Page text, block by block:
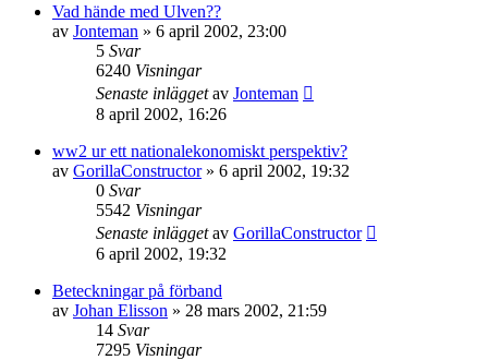
Vad hände med Ulven??
av Jonteman » 6 april 2002, 23:00
5 Svar
6240 Visningar
Senaste inläggetav Jonteman
8 april 2002, 16:26
ww2 ur ett nationalekonomiskt perspektiv?
av GorillaConstructor» 6 april 2002, 19:32
0 Svar
5542 Visningar
Senaste inläggetav GorillaConstructor
6 april 2002, 19:32
Beteckningar på förband
av Johan Elisson » 28 mars 2002, 21:59
14 Svar
7295 Visningar